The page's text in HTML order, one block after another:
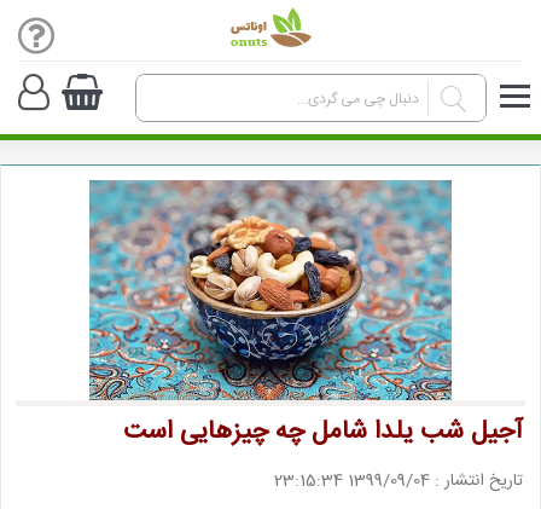
آجیل شب یلدا شامل چه چیزهایی است
تاریخ انتشار : 1399/09/04 23:15:34